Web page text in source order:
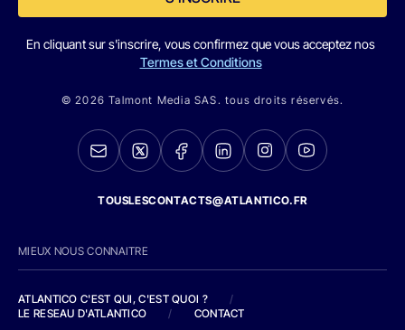
En cliquant sur s'inscrire, vous confirmez que vous acceptez nos
Termes et Conditions
© 2026 Talmont Media SAS. tous droits réservés.
TOUSLESCONTACTS@ATLANTICO.FR
MIEUX NOUS CONNAITRE
ATLANTICO C'EST QUI, C'EST QUOI ?
/
LE RESEAU D'ATLANTICO
/ CONTACT